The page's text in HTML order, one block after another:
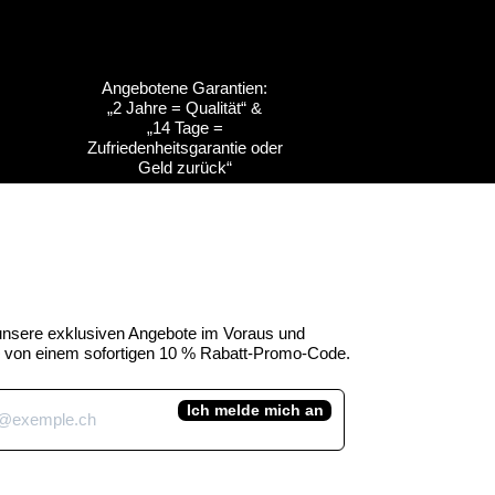
Schnellansicht
Anpassbar
Kuh-Emblem des
Kantons Obwalden -
Schnellansicht
Anpassbar
Kuh-Emblem des
Kantons Freiburg (H45
Angebotene Garantien:
„2 Jahre = Qualität“ &
„14 Tage =
Zufriedenheitsgarantie oder
Geld zurück“
exklusiven Angebote im Voraus und
von einem sofortigen 10 % Rabatt-Promo-Code.
Ich melde mich an